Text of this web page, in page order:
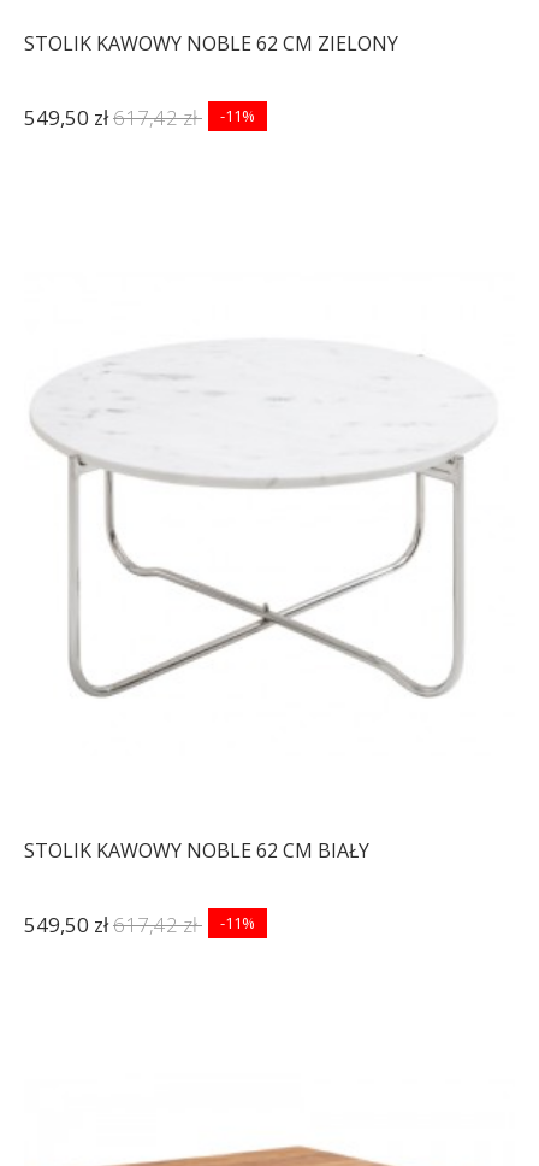
STOLIK KAWOWY NOBLE 62 CM ZIELONY
549,50 zł617,42 zł -11%
STOLIK KAWOWY NOBLE 62 CM BIAŁY
549,50 zł617,42 zł -11%